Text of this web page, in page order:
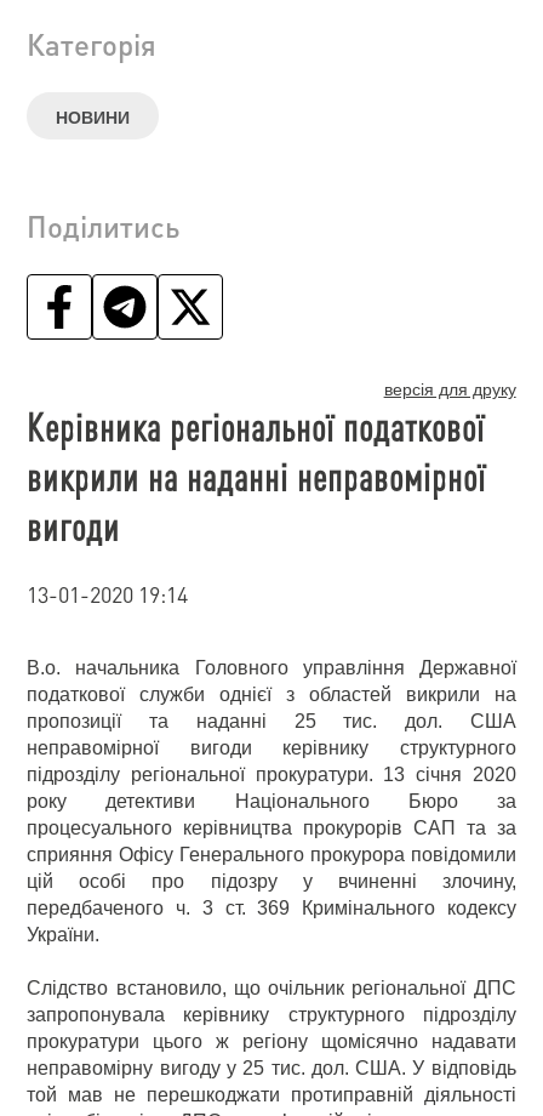
Категорія
НОВИНИ
Поділитись
версія для друку
Керівника регіональної податкової
викрили на наданні неправомірної
вигоди
13-01-2020 19:14
В.о. начальника Головного управління Державної
податкової служби однієї з областей викрили на
пропозиції та наданні 25 тис. дол. США
неправомірної вигоди керівнику структурного
підрозділу регіональної прокуратури. 13 січня 2020
року детективи Національного Бюро за
процесуального керівництва прокурорів САП та за
сприяння Офісу Генерального прокурора повідомили
цій особі про підозру у вчиненні злочину,
передбаченого ч. 3 ст. 369 Кримінального кодексу
України.
Слідство встановило, що очільник регіональної ДПС
запропонувала керівнику структурного підрозділу
прокуратури цього ж регіону щомісячно надавати
неправомірну вигоду у 25 тис. дол. США. У відповідь
той мав не перешкоджати протиправній діяльності